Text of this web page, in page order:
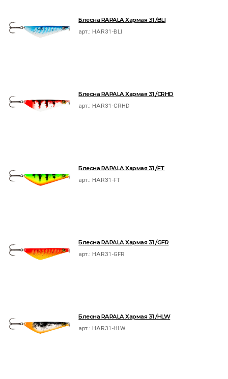
Блесна RAPALA Хармая 31 /BLI
арт.: HAR31-BLI
Блесна RAPALA Хармая 31 /CRHD
арт.: HAR31-CRHD
Блесна RAPALA Хармая 31 /FT
арт.: HAR31-FT
Блесна RAPALA Хармая 31 /GFR
арт.: HAR31-GFR
Блесна RAPALA Хармая 31 /HLW
арт.: HAR31-HLW